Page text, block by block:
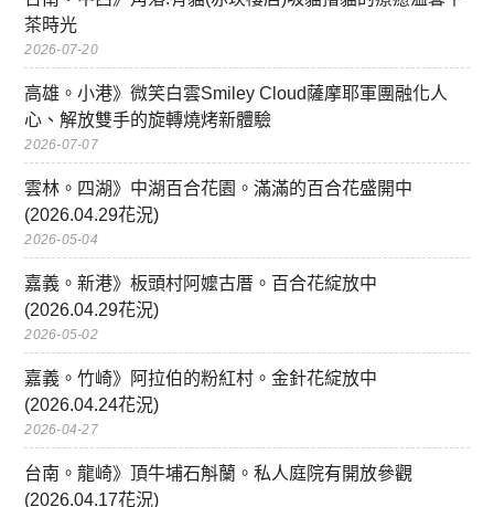
茶時光
2026-07-20
高雄。小港》微笑白雲Smiley Cloud薩摩耶軍團融化人
心、解放雙手的旋轉燒烤新體驗
2026-07-07
雲林。四湖》中湖百合花園。滿滿的百合花盛開中
(2026.04.29花況)
2026-05-04
嘉義。新港》板頭村阿嬤古厝。百合花綻放中
(2026.04.29花況)
2026-05-02
嘉義。竹崎》阿拉伯的粉紅村。金針花綻放中
(2026.04.24花況)
2026-04-27
台南。龍崎》頂牛埔石斛蘭。私人庭院有開放參觀
(2026.04.17花況)